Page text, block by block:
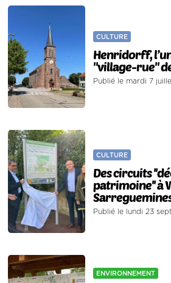
CULTURE
Henridorff,
"village-rue"
Publié le mardi 7
CULTURE
Des circuits
patrimoine'' à
Publié le lundi 23
ENVIRONNEMENT